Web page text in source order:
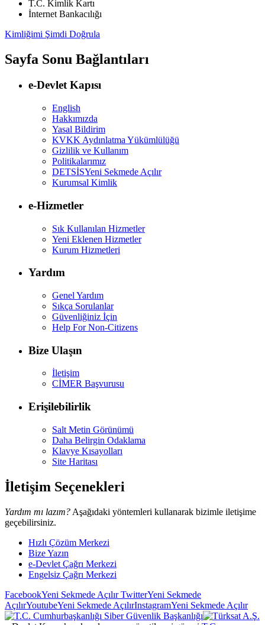
T.C. Kimlik Kartı
İnternet Bankacılığı
Kimliğimi Şimdi Doğrula
Sayfa Sonu Bağlantıları
e-Devlet Kapısı
English
Hakkımızda
Yasal Bildirim
KVKK Aydınlatma Yükümlülüğü
Gizlilik ve Kullanım
Politikalarımız
DETSİSYeni Sekmede Açılır
Kurumsal Kimlik
e-Hizmetler
Sık Kullanılan Hizmetler
Yeni Eklenen Hizmetler
Kurum Hizmetleri
Yardım
Genel Yardım
Sıkça Sorulanlar
Güvenliğiniz İçin
Help For Non-Citizens
Bize Ulaşın
İletişim
CİMER Başvurusu
Erişilebilirlik
Salt Metin Görünümü
Daha Belirgin Odaklama
Klavye Kısayolları
Site Haritası
İletişim Seçenekleri
Yardım mı lazım? Aşağıdaki yöntemleri kullanarak bizimle iletişime
geçebilirsiniz.
Hızlı Çözüm Merkezi
Bize Yazın
e-Devlet Çağrı Merkezi
Engelsiz Çağrı Merkezi
FacebookYeni Sekmede AçılırTwitterYeni Sekmede
AçılırYoutubeYeni Sekmede AçılırInstagramYeni Sekmede Açılır